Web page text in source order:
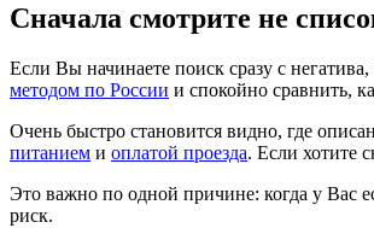
Сначала смотрите не
Если Вы начинаете поиск сразу с
методом по России и спокойно сравнить,
Очень быстро становится видно, где
питанием и оплатой проезда. Если хотите
Это важно по одной причине: когда у Вас
риск.